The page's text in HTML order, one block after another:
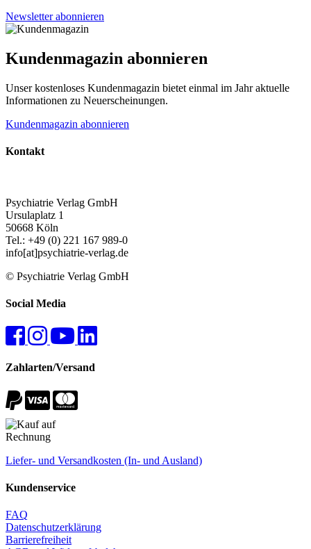
Newsletter abonnieren
Kundenmagazin abonnieren
Unser kostenloses Kundenmagazin bietet einmal im Jahr aktuelle
Informationen zu Neuerscheinungen.
Kundenmagazin abonnieren
Kontakt
Psychiatrie Verlag GmbH
Ursulaplatz 1
50668 Köln
Tel.: +49 (0) 221 167 989-0
info[at]psychiatrie-verlag.de
© Psychiatrie Verlag GmbH
Social Media
Zahlarten/Versand
Liefer- und Versandkosten (In- und Ausland)
Kundenservice
FAQ
Datenschutzerklärung
Barrierefreiheit